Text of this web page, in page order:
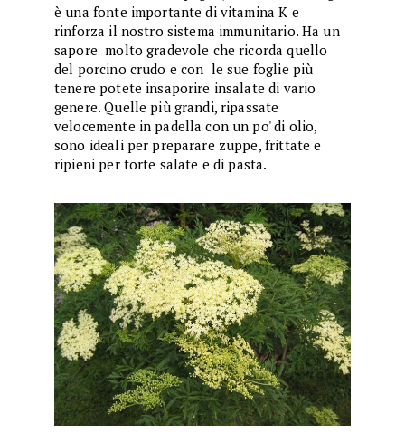
è una fonte importante di vitamina K e
rinforza il nostro sistema immunitario. Ha un
sapore molto gradevole che ricorda quello
del porcino crudo e con le sue foglie più
tenere potete insaporire insalate di vario
genere. Quelle più grandi, ripassate
velocemente in padella con un po' di olio,
sono ideali per preparare zuppe, frittate e
ripieni per torte salate e di pasta.